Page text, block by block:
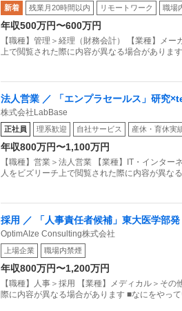
安定企業！
新着 残業月20時間以内 リモートワーク 職場
年収500万円〜600万円
【職種】管理＞経理（財務会計） 【業種】メ
上で閲覧された際に内容が異なる場合がありま
法人営業 ／ 「エンプラセールス」研究
開拓に挑戦
株式会社LabBase
正社員 理系歓迎 自社サービス 産休・育休実
年収800万円〜1,100万円
【職種】営業＞法人営業 【業種】IT・インタ
採用 ／ 「人事責任者候補」東大医学部
ジニア採用のプロが挑む／人事の仕組み化
OptimAIze Consulting株式会社
上場企業 職場内禁煙
年収800万円〜1,200万円
【職種】人事＞採用 【業種】メディカル＞そ
際に内容が異なる場合があります ■なにをやっ